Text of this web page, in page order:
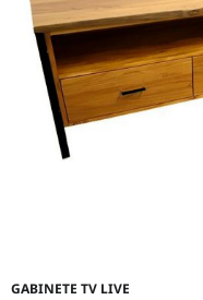
GABINETE TV LIVE